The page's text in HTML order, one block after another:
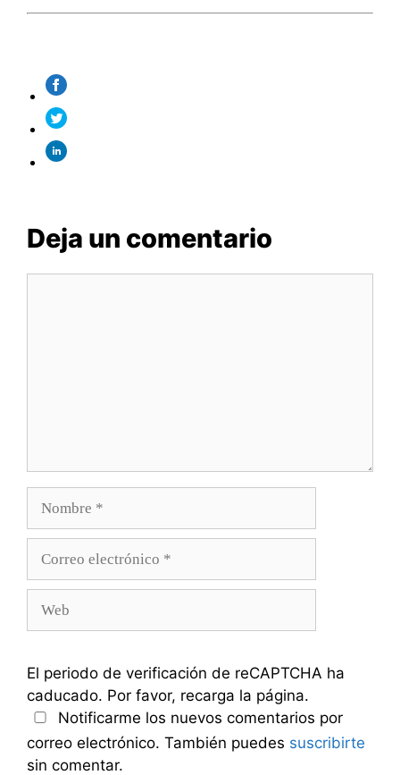
Deja un comentario
electrónico
El periodo de verificación de reCAPTCHA ha
caducado. Por favor, recarga la página.
Notificarme los nuevos comentarios por
correo electrónico. También puedes suscribirte
sin comentar.